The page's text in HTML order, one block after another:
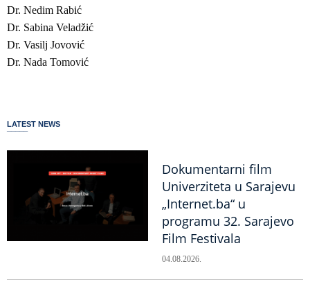
Dr. Nedim Rabić
Dr. Sabina Veladžić
Dr. Vasilj Jovović
Dr. Nada Tomović
LATEST NEWS
Dokumentarni film
Univerziteta u Sarajevu
„Internet.ba“ u
programu 32. Sarajevo
Film Festivala
04.08.2026.